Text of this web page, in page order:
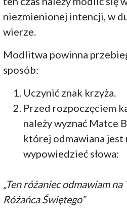
niezmienionej intencji, w
wierze.
Modlitwa powinna
sposób:
Uczynić znak krzyża.
Przed rozpoczęciem
należy wyznać Matce
której odmawiana
wypowiedzieć słowa:
„Ten różaniec odmawiam
Różańca Świętego”